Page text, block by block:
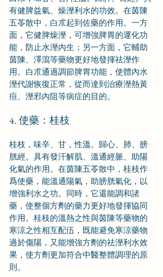
有健脾益氣、燥溼利水的功效。在茵陳
五苓散中，白朮起到佐藥的作用。一方
面，它健脾燥溼，可增強脾胃的運化功
能，防止水溼內生；另一方面，它輔助
茵陳、澤瀉等藥物更好地發揮祛溼作
用。白朮通過調節脾胃功能，使體內水
溼代謝恢復正常，從而達到治療溼熱黃
疸、溼邪內阻等病症的目的。
4. 使藥：桂枝
桂枝，味辛、甘，性溫。歸心、肺、膀
胱經。具有發汗解肌、溫通經脈、助陽
化氣的作用。在茵陳五苓散中，桂枝作
爲使藥，能溫通陽氣，助膀胱氣化，以
增強利水之功。同時，它還能調和諸
藥，使整個方劑的藥力更好地發揮協同
作用。桂枝的溫熱之性與茵陳等藥物的
寒涼之性相互配伍，既能避免寒涼藥物
過於傷陽，又能增強方劑的祛溼利水效
果，使方劑更加符合中醫整體調理的原
則。